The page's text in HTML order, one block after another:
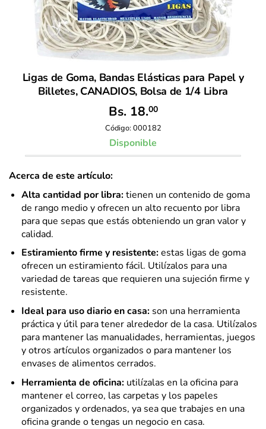
Ligas de Goma, Bandas Elásticas para Papel y
Billetes, CANADIOS, Bolsa de 1/4 Libra
Acerca de este artículo:
Alta cantidad por libra:tienen un contenido de goma
de rango medio y ofrecen un alto recuento por libra
para que sepas que estás obteniendo un gran valor y
calidad.
Estiramiento firme y resistente:estas ligas de goma
ofrecen un estiramiento fácil. Utilízalos para una
variedad de tareas que requieren una sujeción firme y
resistente.
Ideal para uso diario en casa:son una herramienta
práctica y útil para tener alrededor de la casa. Utilízalos
para mantener las manualidades, herramientas, juegos
y otros artículos organizados o para mantener los
envases de alimentos cerrados.
Herramienta de oficina:utilízalas en la oficina para
mantener el correo, las carpetas y los papeles
organizados y ordenados, ya sea que trabajes en una
oficina grande o tengas un negocio en casa.
Bs. 18.00
Código: 000182
Disponible